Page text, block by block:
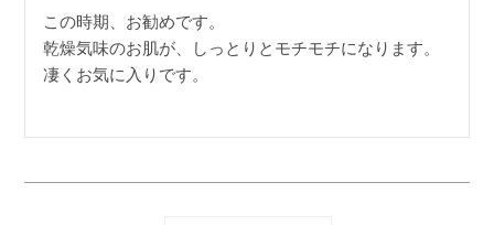
この時期、お勧めです。
乾燥気味のお肌が、しっとりとモチモチになります。